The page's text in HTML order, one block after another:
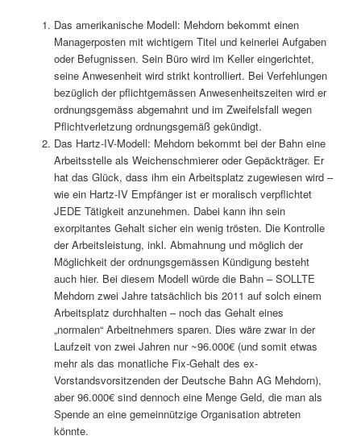
Das amerikanische Modell: Mehdorn bekommt einen
Managerposten mit wichtigem Titel und keinerlei Aufgaben
oder Befugnissen. Sein Büro wird im Keller eingerichtet,
seine Anwesenheit wird strikt kontrolliert. Bei Verfehlungen
bezüglich der pflichtgemässen Anwesenheitszeiten wird er
ordnungsgemäss abgemahnt und im Zweifelsfall wegen
Pflichtverletzung ordnungsgemäß gekündigt.
Das Hartz-IV-Modell: Mehdorn bekommt bei der Bahn eine
Arbeitsstelle als Weichenschmierer oder Gepäckträger. Er
hat das Glück, dass ihm ein Arbeitsplatz zugewiesen wird –
wie ein Hartz-IV Empfänger ist er moralisch verpflichtet
JEDE Tätigkeit anzunehmen. Dabei kann ihn sein
exorpitantes Gehalt sicher ein wenig trösten. Die Kontrolle
der Arbeitsleistung, inkl. Abmahnung und möglich der
Möglichkeit der ordnungsgemässen Kündigung besteht
auch hier. Bei diesem Modell würde die Bahn – SOLLTE
Mehdorn zwei Jahre tatsächlich bis 2011 auf solch einem
Arbeitsplatz durchhalten – noch das Gehalt eines
„normalen“ Arbeitnehmers sparen. Dies wäre zwar in der
Laufzeit von zwei Jahren nur ~96.000€ (und somit etwas
mehr als das monatliche Fix-Gehalt des ex-
Vorstandsvorsitzenden der Deutsche Bahn AG Mehdorn),
aber 96.000€ sind dennoch eine Menge Geld, die man als
Spende an eine gemeinnützige Organisation abtreten
könnte.